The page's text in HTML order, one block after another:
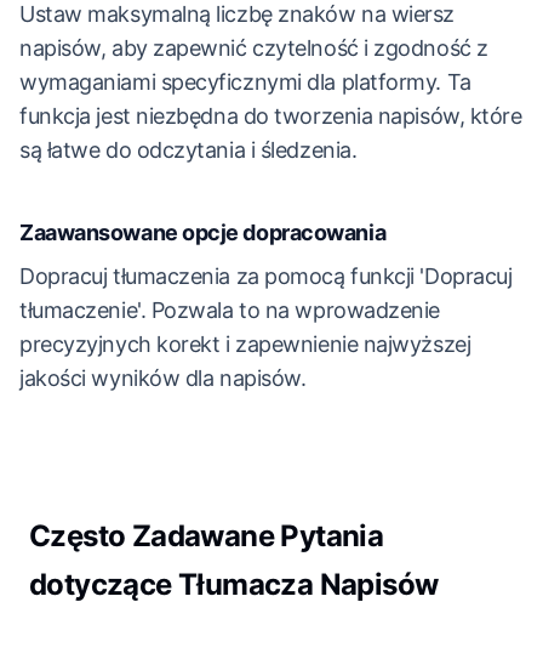
Ustaw maksymalną liczbę znaków na wiersz
napisów, aby zapewnić czytelność i zgodność z
wymaganiami specyficznymi dla platformy. Ta
funkcja jest niezbędna do tworzenia napisów, które
są łatwe do odczytania i śledzenia.
Zaawansowane opcje dopracowania
Dopracuj tłumaczenia za pomocą funkcji 'Dopracuj
tłumaczenie'. Pozwala to na wprowadzenie
precyzyjnych korekt i zapewnienie najwyższej
jakości wyników dla napisów.
Często Zadawane Pytania
dotyczące Tłumacza Napisów